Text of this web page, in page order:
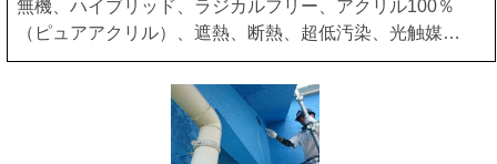
無機、ハイブリッド、ラジカルフリー、アクリル100％
（ピュアアクリル）、遮熱、断熱、超低汚染、光触媒…